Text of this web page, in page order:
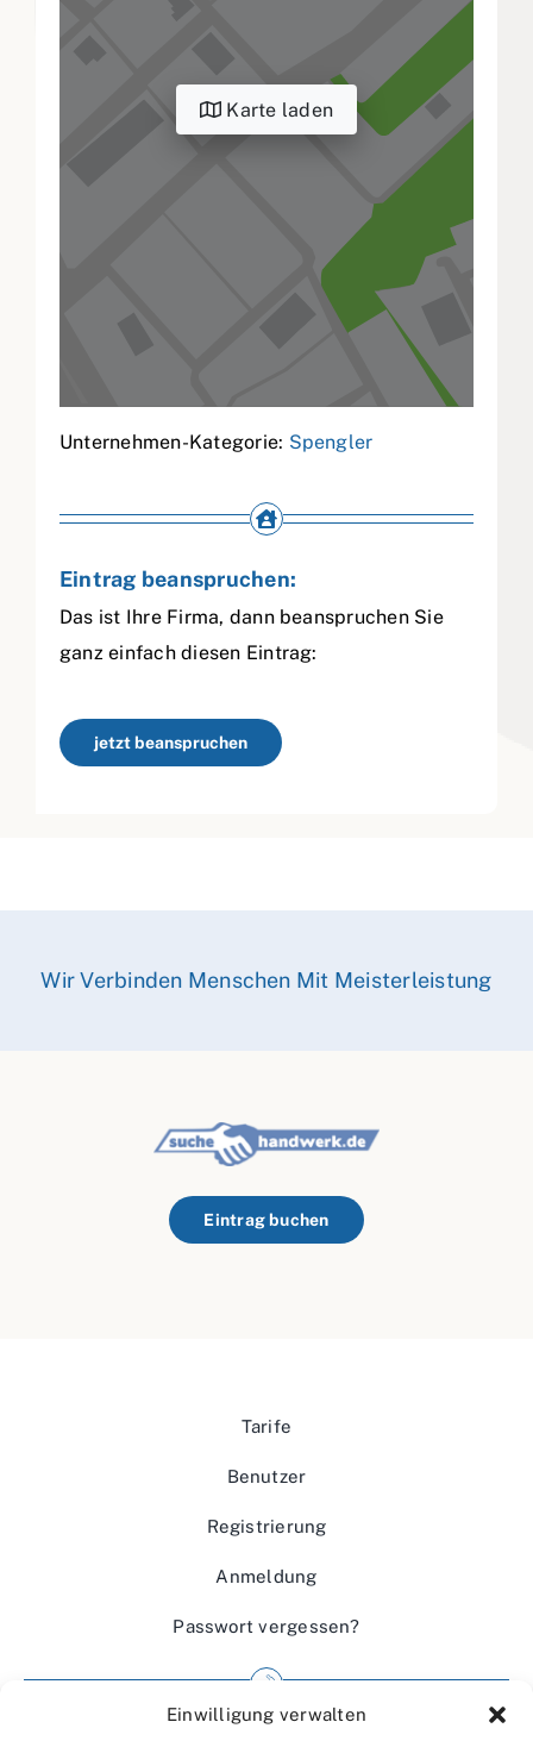
Einwilligung verwalten
Karte laden
Unternehmen-Kategorie: Spengler
Eintrag beanspruchen:
Das ist Ihre Firma, dann beanspruchen Sie
ganz einfach diesen Eintrag:
jetzt beanspruchen
Wir Verbinden Menschen Mit Meisterleistung
Eintrag buchen
Tarife
Benutzer
Registrierung
Anmeldung
Passwort vergessen?